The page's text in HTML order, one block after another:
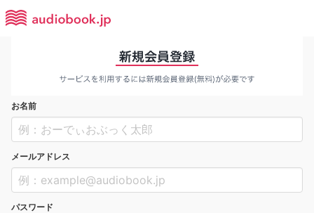
お名前
メールアドレス
パスワード